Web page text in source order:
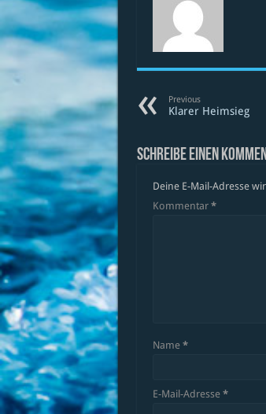
Previous
Klarer Heimsieg
Schreibe einen
Deine E-Mail-Adresse
Kommentar *
Name *
E-Mail-Adresse *